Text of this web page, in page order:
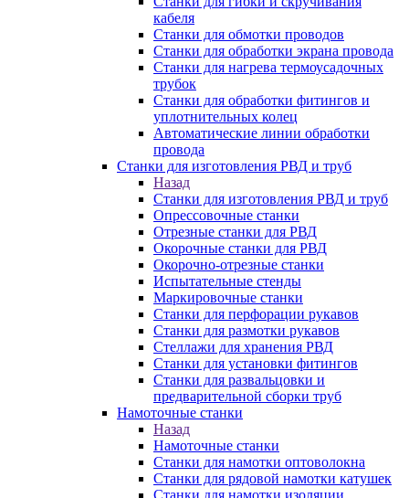
кабеля
Станки для обмотки проводов
Станки для обработки экрана провода
Станки для нагрева термоусадочных
трубок
Станки для обработки фитингов и
уплотнительных колец
Автоматические линии обработки
провода
Станки для изготовления РВД и труб
Назад
Станки для изготовления РВД и труб
Опрессовочные станки
Отрезные станки для РВД
Окорочные станки для РВД
Окорочно-отрезные станки
Испытательные стенды
Маркировочные станки
Станки для перфорации рукавов
Станки для размотки рукавов
Стеллажи для хранения РВД
Станки для установки фитингов
Станки для развальцовки и
предварительной сборки труб
Намоточные станки
Назад
Намоточные станки
Станки для намотки оптоволокна
Станки для рядовой намотки катушек
Станки для намотки изоляции